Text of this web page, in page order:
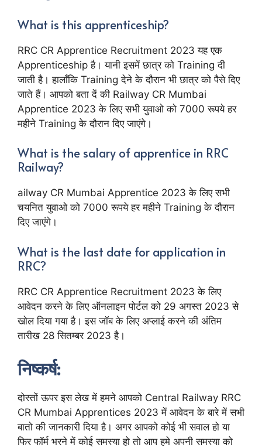
What is this apprenticeship?
RRC CR Apprentice Recruitment 2023 यह एक
Apprenticeship है। यानी इसमें छात्र को Training दी
जाती है। हालाँकि Training देने के दौरान भी छात्र को पैसे दिए
जाते हैं। आपको बता दें की Railway CR Mumbai
Apprentice 2023 के लिए सभी युवाओ को 7000 रूपये हर
महीने Training के दौरान दिए जाएंगे।
What is the salary of apprentice in RRC
Railway?
ailway CR Mumbai Apprentice 2023 के लिए सभी
चयनित युवाओ को 7000 रूपये हर महीने Training के दौरान
दिए जाएंगे।
What is the last date for application in
RRC?
RRC CR Apprentice Recruitment 2023 के लिए
आवेदन करने के लिए ऑनलाइन पोर्टल को 29 अगस्त 2023 से
खोल दिया गया है। इस जॉब के लिए अप्लाई करने की अंतिम
तारीख 28 सितम्बर 2023 है।
निष्कर्ष:
दोस्तों ऊपर इस लेख में हमने आपको Central Railway RRC
CR Mumbai Apprentices 2023 में आवेदन के बारे में सभी
बातो की जानकारी दिया है। अगर आपको कोई भी सवाल हो या
फिर फॉर्म भरने में कोई समस्या हो तो आप हमे अपनी समस्या को